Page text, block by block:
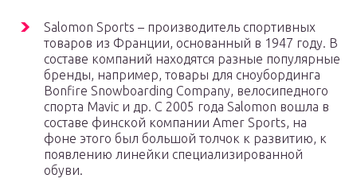
Salomon Sports – производитель спортивных
товаров из Франции, основанный в 1947 году. В
составе компаний находятся разные популярные
бренды, например, товары для сноубординга
Bonfire Snowboarding Company, велосипедного
спорта Mavic и др. С 2005 года Salomon вошла в
составе финской компании Amer Sports, на
фоне этого был большой толчок к развитию, к
появлению линейки специализированной
обуви.